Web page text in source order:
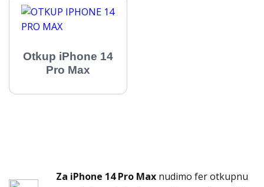
Otkup iPhone 14
Pro Max
Za iPhone 14 Pro Max nudimo fer otkupnu